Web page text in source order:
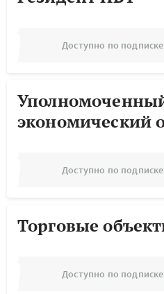
Доступно по
экономический
Доступно по
Торговые
Доступно по